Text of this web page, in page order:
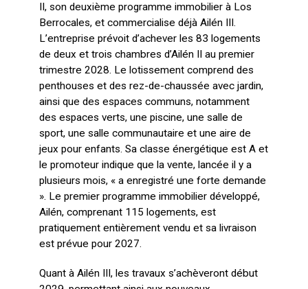
II, son deuxième programme immobilier à Los
Berrocales, et commercialise déjà Ailén III.
L’entreprise prévoit d’achever les 83 logements
de deux et trois chambres d’Ailén II au premier
trimestre 2028. Le lotissement comprend des
penthouses et des rez-de-chaussée avec jardin,
ainsi que des espaces communs, notamment
des espaces verts, une piscine, une salle de
sport, une salle communautaire et une aire de
jeux pour enfants. Sa classe énergétique est A et
le promoteur indique que la vente, lancée il y a
plusieurs mois, « a enregistré une forte demande
». Le premier programme immobilier développé,
Ailén, comprenant 115 logements, est
pratiquement entièrement vendu et sa livraison
est prévue pour 2027.
Quant à Ailén III, les travaux s’achèveront début